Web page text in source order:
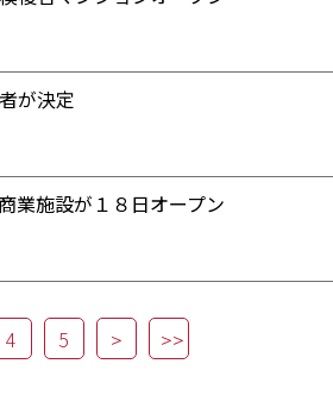
が決定
業施設が１８日オープン
4 5